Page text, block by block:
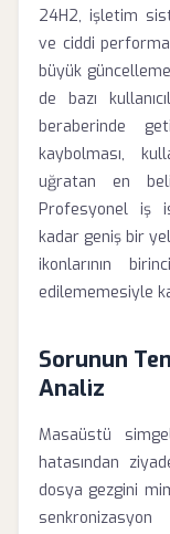
24H2, işletim
ve ciddi
büyük
de bazı
beraberinde
kaybolması,
uğratan en
Profesyonel iş
kadar geniş bir
ikonlarının
edilememesiyle
Sorunun
Analiz
Masaüstü
hatasından
dosya gezgini